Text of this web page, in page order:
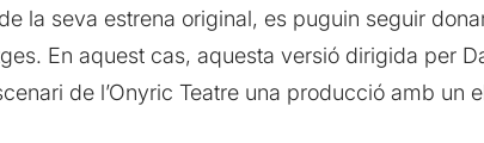
la seva estrena original, es puguin seguir
En aquest cas, aquesta versió dirigida per
de l’Onyric Teatre una producció amb un